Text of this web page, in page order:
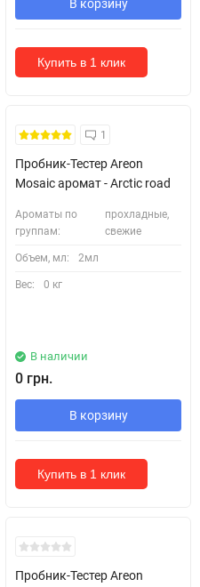
В корзину
Купить в 1 клик
Кожні 1500₴ чеку = 1 тестер
1
Пробник-Тестер Areon
Mosaic аромат - Arctic road
Ароматы по
группам:
прохладные,
свежие
Объем, мл: 2мл
Вес: 0 кг
В наличии
0 грн.
В корзину
Купить в 1 клик
Кожні 1500₴ чеку = 1 тестер
Пробник-Тестер Areon